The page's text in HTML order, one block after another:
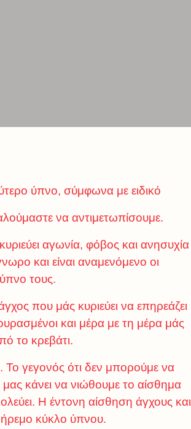
ύπνο, σύμφωνα με ειδικό
να αντιμετωπίσουμε.
αγωνία, φόβος και ανησυχία
και είναι αναμενόμενο οι
τους.
που μάς κυριεύει να επηρεάζει
και μέρα με τη μέρα μάς
το κρεβάτι.
Το γεγονός ότι δεν μπορούμε να
μας κάνει να νιώθουμε το αίσθημα
Η έντονη αίσθηση άγχους και
κύκλο ύπνου.